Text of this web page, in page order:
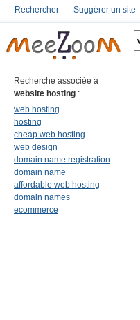
Rechercher Suggérer un site
Recherche associée à
website hosting :
web hosting
hosting
cheap web hosting
web design
domain name registration
domain name
affordable web hosting
domain names
ecommerce